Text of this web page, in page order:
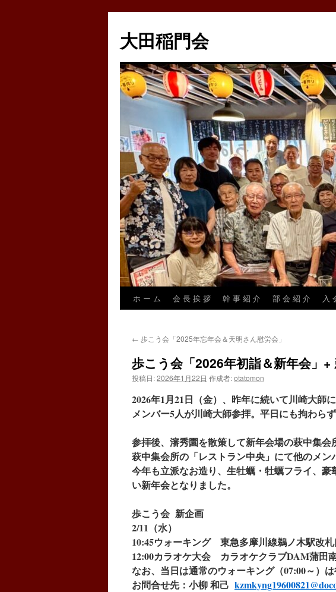
テ
ン
へ
ス
キ
大田稲門会
ホ ー ム 会 長 挨 拶 幹 事 紹 介 部 会 紹 介 入
← 歩こう会「2025年忘年会＆天明さん慰労会」
歩こう会「2026年初詣＆新年会」
投稿日:2026年1月22日 作成者:otatomon
2026年1月21日（金）、昨年に続いて川崎大師
メンバー5人が川崎大師参拝。平日にも拘わら
参拝後、瀋秀園を散策して新年会場の萩中集会
萩中集会所の「レストラン中央」にて他のメン
今年も立派なお造り、生牡蠣・牡蠣フライ、
い新年会となりました。
歩こう会 新企画
2/11（水）
10:45ウォーキング 東急多摩川線鵜ノ木駅改
12:00カラオケ大会 カラオケクラブDAM蒲田
なお、当日は通常のウォーキング（07:00～）は
お問合せ先：小柳 和己